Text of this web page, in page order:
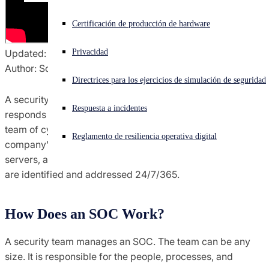
¿Está sufriendo un ciberataque? Obtenga ayuda ahora mismo
Iniciar sesión
Open search
Open language switcher
Certificación de producción de hardware
Privacidad
Directrices para los ejercicios de simulación de seguridad
Respuesta a incidentes
Reglamento de resiliencia operativa digital
Updated: December 11, 2025
Author: Sophos
A security operations center (SOC) monitors, detects,
responds to, and remediates cyberthreats. It consists of a
team of cybersecurity professionals that oversee a
company's applications, databases, devices, networks,
servers, and websites. This team ensures security issues
are identified and addressed 24/7/365.
How Does an SOC Work?
A security team manages an SOC. The team can be any
size. It is responsible for the people, processes, and